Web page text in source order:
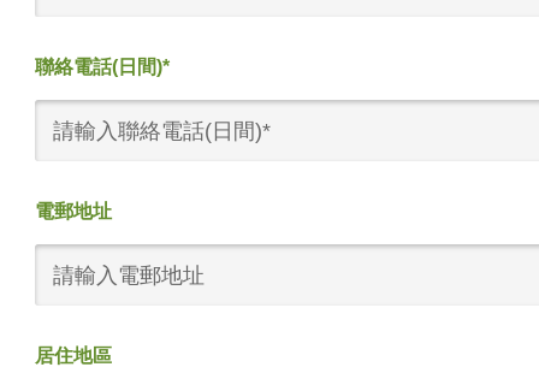
聯絡電話(日間)*
電郵地址
居住地區